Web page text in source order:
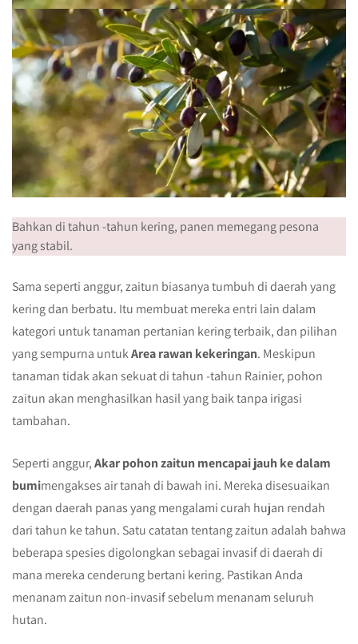
Bahkan di tahun -tahun kering, panen memegang pesona
yang stabil.
Sama seperti anggur, zaitun biasanya tumbuh di daerah yang
kering dan berbatu. Itu membuat mereka entri lain dalam
kategori untuk tanaman pertanian kering terbaik, dan pilihan
yang sempurna untukArea rawan kekeringan. Meskipun
tanaman tidak akan sekuat di tahun -tahun Rainier, pohon
zaitun akan menghasilkan hasil yang baik tanpa irigasi
tambahan.
Seperti anggur,Akar pohon zaitun mencapai jauh ke dalam
bumimengakses air tanah di bawah ini. Mereka disesuaikan
dengan daerah panas yang mengalami curah hujan rendah
dari tahun ke tahun. Satu catatan tentang zaitun adalah bahwa
beberapa spesies digolongkan sebagai invasif di daerah di
mana mereka cenderung bertani kering. Pastikan Anda
menanam zaitun non-invasif sebelum menanam seluruh
hutan.